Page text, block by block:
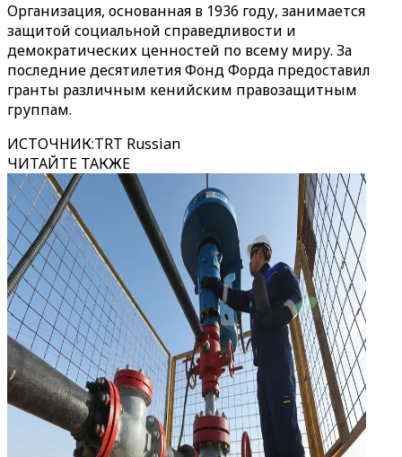
Организация, основанная в 1936 году, занимается
защитой социальной справедливости и
демократических ценностей по всему миру. За
последние десятилетия Фонд Форда предоставил
гранты различным кенийским правозащитным
группам.
ИСТОЧНИК:TRT Russian
ЧИТАЙТЕ ТАКЖЕ